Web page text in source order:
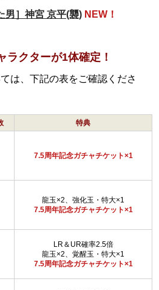
男］神宮 京平(襲) NEW！
ラクターが1体確定！
は、下記の表をご確認くださ
特典
7.5周年記念ガチャチケット×1
龍玉×2、強化玉・特大×1
7.5周年記念ガチャチケット×1
LR＆UR確率2.5倍
龍玉×2、覚醒玉・特大×1
7.5周年記念ガチャチケット×1